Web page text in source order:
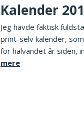
Kalender
Jeg havde faktisk
print-selv kalender,
for halvandet år siden,
mere